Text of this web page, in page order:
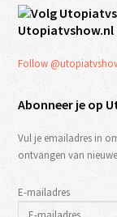
Follow
Abonneer je op
Vul je emailadres in
ontvangen van
E-mailadres